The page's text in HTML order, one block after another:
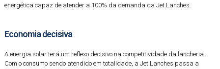
energética capaz de atender a 100% da demanda da Jet Lanches.
Economia decisiva
A energia solar terá um reflexo decisivo na competitividade da lancheria.
Com o consumo sendo atendido em totalidade, a Jet Lanches passa a